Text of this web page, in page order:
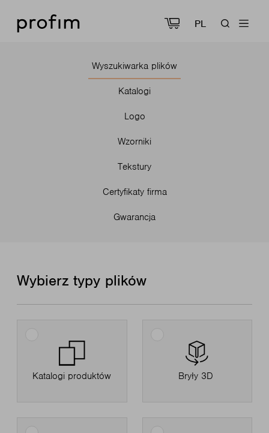
PL
Wyszukiwarka plików
Katalogi
Logo
Wzorniki
Tekstury
Certyfikaty firma
Gwarancja
Wybierz typy plików
Katalogi produktów Bryły 3D